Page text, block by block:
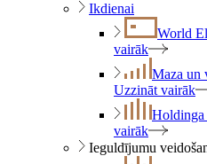
Ikdienai
World
vairāk
Maza un
Uzzināt vairāk
Holdinga
vairāk
Ieguldījumu